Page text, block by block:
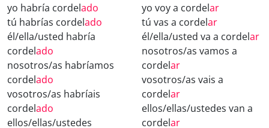
yo habría cordelado
tú habrías cordelado
él/ella/usted habría
cordelado
nosotros/as habríamos
cordelado
vosotros/as habríais
cordelado
ellos/ellas/ustedes
yo voy a cordelar
tú vas a cordelar
él/ella/usted va a cordelar
nosotros/as vamos a
cordelar
vosotros/as vais a
cordelar
ellos/ellas/ustedes van a
cordelar